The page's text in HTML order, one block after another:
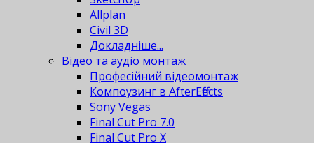
Allplan
Civil 3D
Докладніше...
Відео та аудіо монтаж
Професійний відеомонтаж
Компоузинг в AfterEffects
Sony Vegas
Final Cut Pro 7.0
Final Cut Pro X